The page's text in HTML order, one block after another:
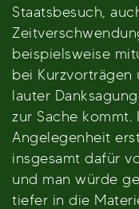
Staatsbesuch,
beispielsweise
bei Kurzvorträgen
lauter
zur Sache
Angelegenheit
insgesamt dafür
und man würde
tiefer in die